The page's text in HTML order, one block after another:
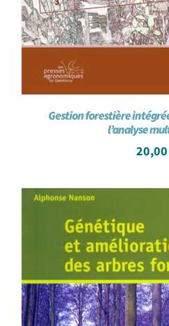
Gestion forestière
l’analyse
20,00